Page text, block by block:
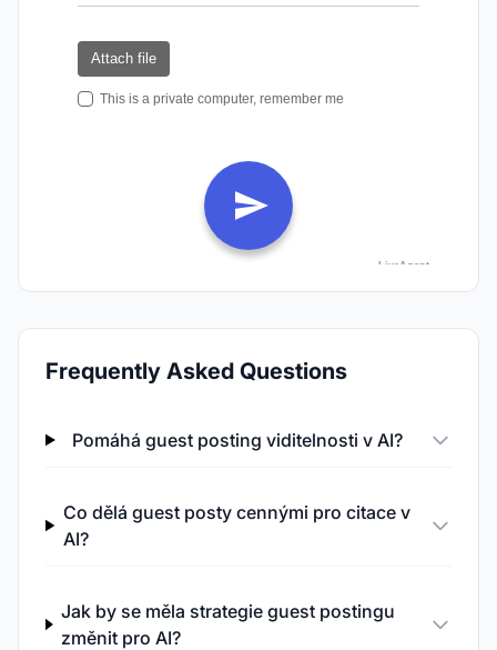
Frequently Asked Questions
Pomáhá guest posting viditelnosti v AI?
Co dělá guest posty cennými pro citace v
AI?
Jak by se měla strategie guest postingu
změnit pro AI?